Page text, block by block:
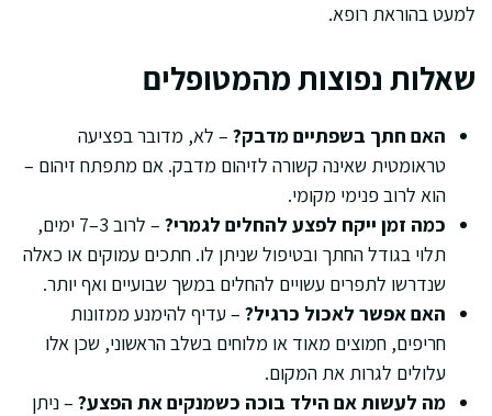
למעט בהוראת רופא.
שאלות נפוצות מהמטופלים
האם חתך בשפתיים מדבק? – לא, מדובר בפציעה
טראומטית שאינה קשורה לזיהום מדבק. אם מתפתח זיהום –
הוא לרוב פנימי מקומי.
כמה זמן ייקח לפצע להחלים לגמרי?
– לרוב 3–7 ימים,
תלוי בגודל החתך ובטיפול שניתן לו. חתכים עמוקים או כאלה
שנדרשו לתפרים עשויים להחלים במשך שבועיים ואף יותר.
האם אפשר לאכול כרגיל? – עדיף להימנע ממזונות
חריפים, חמוצים מאוד או מלוחים בשלב הראשוני, שכן אלו
עלולים לגרות את המקום.
מה לעשות אם הילד בוכה כשמנקים את הפצע? – ניתן